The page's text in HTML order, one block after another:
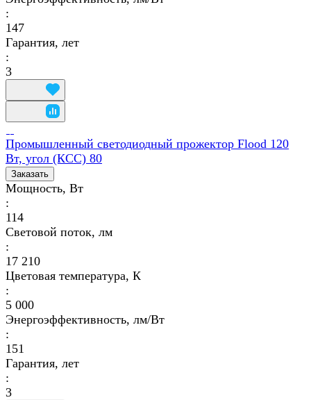
:
147
Гарантия, лет
:
3
Промышленный светодиодный прожектор Flood 120
Вт, угол (КСС) 80
Заказать
Мощность, Вт
:
114
Световой поток, лм
:
17 210
Цветовая температура, К
:
5 000
Энергоэффективность, лм/Вт
:
151
Гарантия, лет
:
3